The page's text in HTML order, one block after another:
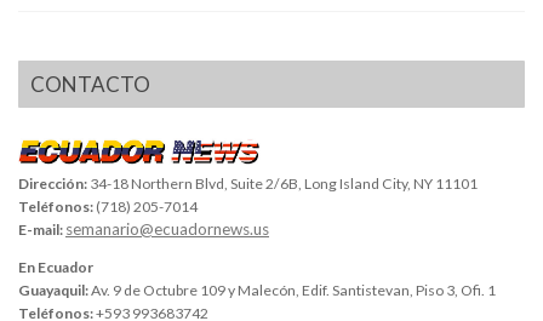
CONTACTO
Dirección: 34-18 Northern Blvd, Suite 2/6B, Long Island City, NY 11101
Teléfonos: (718) 205-7014
E-mail: semanario@ecuadornews.us
En Ecuador
Guayaquil:Av. 9 de Octubre 109 y Malecón, Edif. Santistevan, Piso 3, Ofi. 1
Teléfonos:+593 993683742